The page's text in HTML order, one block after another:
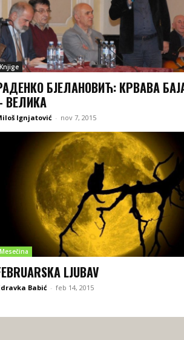
Knjige
БЈЕЛАНОВИЋ: КРВАВА
ВЕЛИКА
Ignjatović - nov 7, 2015
Mesečina
LJUBAV
Babić - feb 14, 2015